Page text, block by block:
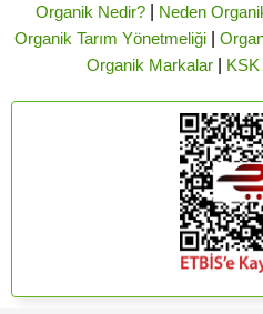
Organik Nedir?| Neden
Organik Tarım Yönetmeliği|
Organik Markalar| KSK